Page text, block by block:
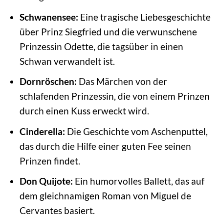
Schwanensee: Eine tragische Liebesgeschichte
über Prinz Siegfried und die verwunschene
Prinzessin Odette, die tagsüber in einen
Schwan verwandelt ist.
Dornröschen: Das Märchen von der
schlafenden Prinzessin, die von einem Prinzen
durch einen Kuss erweckt wird.
Cinderella: Die Geschichte vom Aschenputtel,
das durch die Hilfe einer guten Fee seinen
Prinzen findet.
Don Quijote: Ein humorvolles Ballett, das auf
dem gleichnamigen Roman von Miguel de
Cervantes basiert.